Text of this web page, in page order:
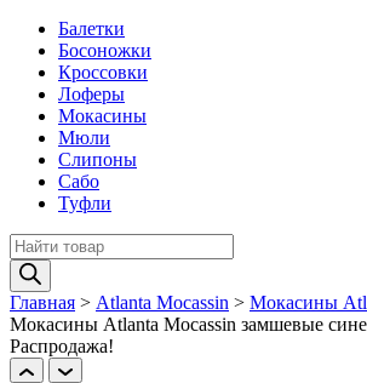
Балетки
Босоножки
Кроссовки
Лоферы
Мокасины
Мюли
Слипоны
Сабо
Туфли
Поиск
товаров
Главная > Atlanta Mocassin > Мокасины
Мокасины Atlanta Mocassin замшевые
Распродажа!